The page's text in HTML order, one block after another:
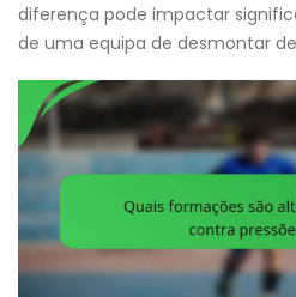
diferença pode impactar
de uma equipa de desmontar